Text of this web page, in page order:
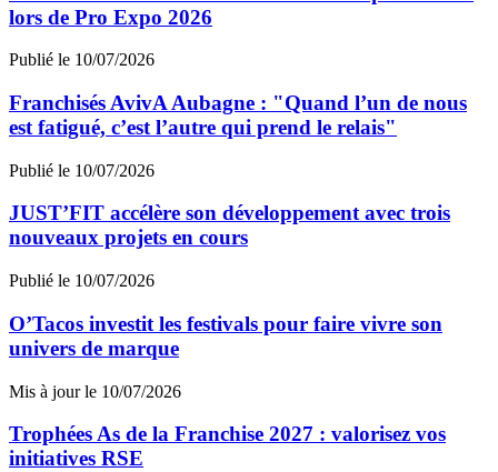
lors de Pro Expo 2026
Publié le 10/07/2026
Franchisés AvivA Aubagne : "Quand l’un de nous
est fatigué, c’est l’autre qui prend le relais"
Publié le 10/07/2026
JUST’FIT accélère son développement avec trois
nouveaux projets en cours
Publié le 10/07/2026
O’Tacos investit les festivals pour faire vivre son
univers de marque
Mis à jour le 10/07/2026
Trophées As de la Franchise 2027 : valorisez vos
initiatives RSE